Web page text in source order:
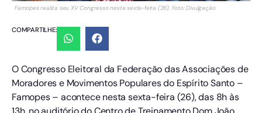
Famopes realiza seu XV Congresso nesta sexta-feira (26). Foto: Divulgação
COMPARTILHE:
O Congresso Eleitoral da Federação das Associações de
Moradores e Movimentos Populares do Espírito Santo –
Famopes – acontece nesta sexta-feira (26), das 8h às